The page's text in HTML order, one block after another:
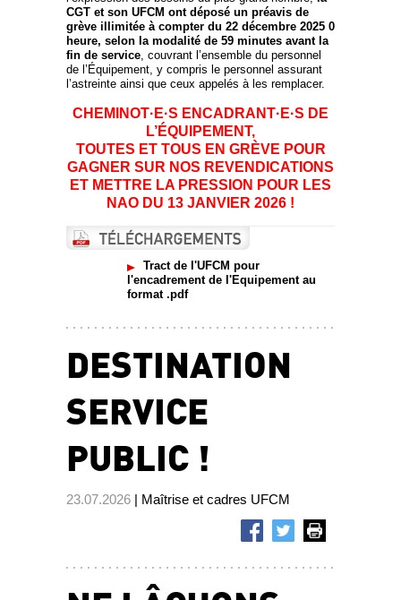
CGT et son UFCM ont déposé un préavis de
grève illimitée à compter du 22 décembre 2025 0
heure, selon la modalité de 59 minutes avant la
fin de service , couvrant l’ensemble du personnel
de l’Équipement, y compris le personnel assurant
l’astreinte ainsi que ceux appelés à les remplacer.
CHEMINOT·E·S ENCADRANT·E·S DE
L’ÉQUIPEMENT,
TOUTES ET TOUS EN GRÈVE POUR
GAGNER SUR NOS REVENDICATIONS
ET METTRE LA PRESSION POUR LES
NAO DU 13 JANVIER 2026 !
Tract de l'UFCM pour
l'encadrement de l'Equipement au
format .pdf
DESTINATION
SERVICE
PUBLIC !
23.07.2026 | Maîtrise et cadres UFCM